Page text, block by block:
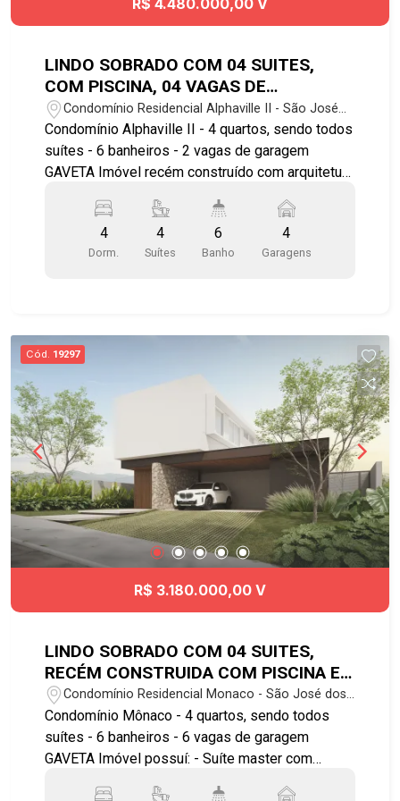
R$ 4.480.000,00 V
LINDO SOBRADO COM 04 SUITES,
COM PISCINA, 04 VAGAS DE
GARAGEM, RECÉM CONSTRUÍDA NO
CONDOMINIO ALPHAVILLE II
Condomínio Residencial Alphaville II - São José
dos Campos/SP
Condomínio Alphaville II - 4 quartos, sendo todos
suítes - 6 banheiros - 2 vagas de garagem
GAVETA Imóvel recém construído com arquitetura
com sala de jantar e a churrasqueira; - Piscina e
jardim; - Suíte master com banheira, cuba dupla
para o casal; - Quartos no piso superior; -
Bicicletário - Portaria e segurança 24 hs Próximo
de parques e praças Localizado próximo a
universidade Univap Agende já sua visita!!
4
Dorm.
4
Suítes
6
Banho
4
Garagens
Cód. 19297
R$ 3.180.000,00 V
LINDO SOBRADO COM 04 SUITES,
RECÉM CONSTRUIDA COM PISCINA E
06 VAGAS DE GARAGEM
Condomínio Residencial Monaco - São José dos
Campos/SP
Condomínio Mônaco - 4 quartos, sendo todos
suítes - 6 banheiros - 6 vagas de garagem
GAVETA Imóvel possuí: - Suíte master com